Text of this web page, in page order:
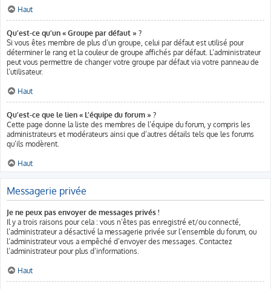
Haut
Qu’est-ce qu’un « Groupe par défaut » ?
Si vous êtes membre de plus d’un groupe, celui par défaut est utilisé pour
déterminer le rang et la couleur de groupe affichés par défaut. L’administrateur
peut vous permettre de changer votre groupe par défaut via votre panneau de
l’utilisateur.
Haut
Qu’est-ce que le lien « L’équipe du forum » ?
Cette page donne la liste des membres de l’équipe du forum, y compris les
administrateurs et modérateurs ainsi que d’autres détails tels que les forums
qu’ils modèrent.
Haut
Messagerie privée
Je ne peux pas envoyer de messages privés !
Il y a trois raisons pour cela : vous n’êtes pas enregistré et/ou connecté,
l’administrateur a désactivé la messagerie privée sur l’ensemble du forum, ou
l’administrateur vous a empêché d’envoyer des messages. Contactez
l’administrateur pour plus d’informations.
Haut